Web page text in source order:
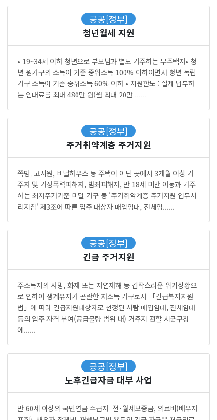
공공[정부]
청년월세 지원
• 19~34세 이하 청년으로 부모님과 별도 거주하는 무주택자• 청
년 원가구의 소득이 기준 중위소득 100% 이하이면서 청년 독립
가구 소득이 기준 중위소득 60% 이하 • 지원한도 : 실제 납부하
는 임대료를 최대 480만 원(월 최대 20만 ......
공공[정부]
주거취약계층 주거지원
쪽방, 고시원, 비닐하우스 등 주택이 아닌 곳에서 3개월 이상 거
주자 및 가정폭력피해자, 범죄피해자, 만 18세 미만 아동과 거주
하는 최저주거기준 미달 가구 등 '주거취약계층 주거지원 업무처
리지침' 제3조에 따른 입주 대상자 매입임대, 전세임......
공공[정부]
긴급 주거지원
주소득자의 사망, 화재 또는 자연재해 등 갑작스러운 위기상황으
로 인하여 생계유지가 곤란한 저소득 가구로서 「긴급복지지원
법」에 따라 긴급지원대상자로 선정된 사람 매입임대, 전세임대
등의 입주 자격 부여(공급물량 범위 내) 거주지 관할 시군구청
에......
공공[정부]
노후긴급자금 대부 사업
만 60세 이상의 국민연금 수급자 전･월세보증금, 의료비(배우자